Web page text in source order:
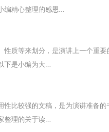
编精心整理的感恩...
性质等来划分，是演讲上一个重
下是小编为大...
比较强的文稿，是为演讲准备
整理的关于读...